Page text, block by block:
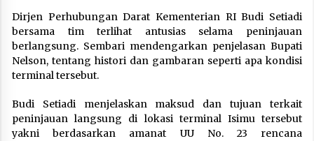
Dirjen Perhubungan Darat Kementerian RI Budi Setiadi
bersama tim terlihat antusias selama peninjauan
berlangsung. Sembari mendengarkan penjelasan Bupati
Nelson, tentang histori dan gambaran seperti apa kondisi
terminal tersebut.
Budi Setiadi menjelaskan maksud dan tujuan terkait
peninjauan langsung di lokasi terminal Isimu tersebut
yakni berdasarkan amanat UU No. 23 rencana